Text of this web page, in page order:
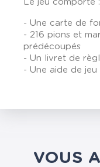
Le jeu comporte :
- Une carte de
- 216 pions et
prédécoupés
- Un livret de
- Une aide de jeu
VOUS